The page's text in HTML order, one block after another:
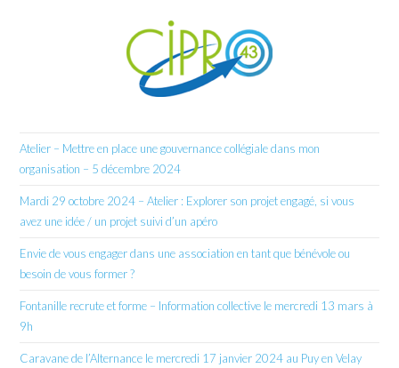
Atelier – Mettre en place une gouvernance collégiale dans mon
organisation – 5 décembre 2024
Mardi 29 octobre 2024 – Atelier : Explorer son projet engagé, si vous
avez une idée / un projet suivi d’un apéro
Envie de vous engager dans une association en tant que bénévole ou
besoin de vous former ?
Fontanille recrute et forme – Information collective le mercredi 13 mars à
9h
Caravane de l’Alternance le mercredi 17 janvier 2024 au Puy en Velay